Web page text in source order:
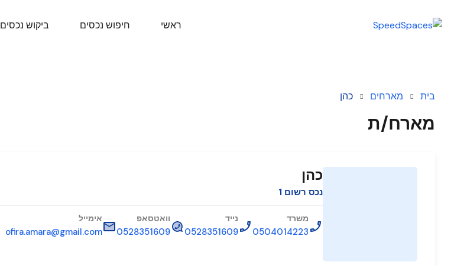
ראשי חיפוש נכסים ביקוש נכסים
בית מארחים כהן
מארח/ת
כהן
נכס רשום 1
משרד
0504014223
נייד
0528351609
וואטסאפ
0528351609
אימייל
ofira.amara@gmail.com